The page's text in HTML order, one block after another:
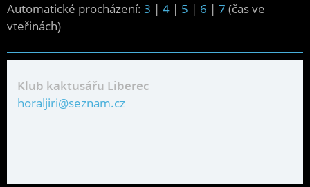
Automatické procházení: 3 | 4 | 5 | 6 | 7 (čas ve
vteřinách)
Klub kaktusářu Liberec
horaljiri@seznam.cz